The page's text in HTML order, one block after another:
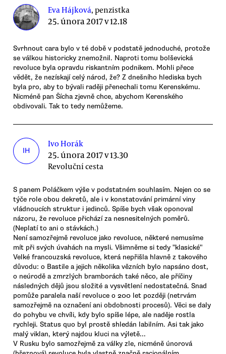
Eva Hájková, penzistka
25. února 2017 v 12.18
Svrhnout cara bylo v té době v podstatě jednoduché, protože
se válkou historicky znemožnil. Naproti tomu bolševická
revoluce byla opravdu riskantním podnikem. Mohli přece
vědět, že nezískají celý národ, že? Z dnešního hlediska bych
byla pro, aby to bývali raději přenechali tomu Kerenskému.
Nicméně pan Šícha zjevně chce, abychom Kerenského
obdivovali. Tak to tedy nemůžeme.
IH
Ivo Horák
25. února 2017 v 13.30
Revoluční cesta
S panem Poláčkem výše v podstatném souhlasím. Nejen co se
týče role obou dekretů, ale i v konstatování primární viny
vládnoucích struktur i jedinců. Spíše bych však oponoval
názoru, že revoluce přichází za nesnesitelných poměrů.
(Neplatí to ani o stávkách.)
Není samozřejmě revoluce jako revoluce, některé nemusíme
mít při svých úvahách na mysli. Všimněme si tedy "klasické"
Velké francouzská revoluce, která nepřišla hlavně z takového
důvodu: o Bastile a jejich několika vězních bylo napsáno dost,
o neúrodě a zmrzlých bramborách také něco, ale příčiny
následných dějů jsou složité a vysvětlení nedostatečná. Snad
pomůže paralela naší revoluce o 200 let později (netrvám
samozřejmě na označení ani obdobnosti procesů). Věci se daly
do pohybu ve chvíli, kdy bylo spíše lépe, ale naděje rostla
rychleji. Status quo byl prostě shledán labilním. Asi tak jako
malý viklan, který najdou kluci na výletě...
V Rusku bylo samozřejmě za války zle, nicméně únorová